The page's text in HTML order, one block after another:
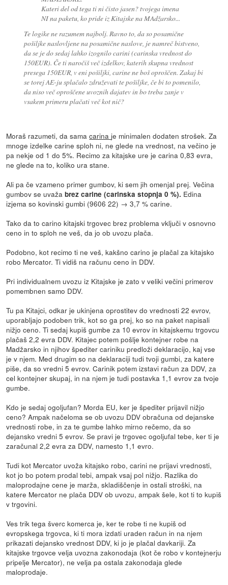
Kateri del od tega ti ni čisto jasen? tvojega imena
NI na paketu, ko pride iz Kitajske na MAdžarsko...
Te logike ne razumem najbolj. Ravno to, da so posamične
pošiljke naslovljene na posamične naslove, je namreč bistveno,
da se je do sedaj lahko izognilo carini (carinska vrednost do
150EUR). Če ti naročiš več izdelkov, katerih skupna vrednost
presega 150EUR, v eni pošiljki, carine ne boš oproščen. Zakaj bi
se torej AE-ju splačalo združevati te pošiljke, če bi to pomenilo,
da niso več oproščene uvoznih dajatev in bo treba zanje v
vsakem primeru plačati več kot nič?
Moraš razumeti, da samacarinaje minimalen dodaten strošek. Za
mnoge izdelke carine sploh ni, ne glede na vrednost, na večino je
pa nekje od 1 do 5%. Recimo za kitajske ure je carina 0,83 evra,
ne glede na to, koliko ura stane.
Ali pa če vzameno primer gumbov, ki sem jih omenjal prej. Večina
gumbov se uvažabrez carine (carinska stopnja 0 %). Edina
izjema so kovinski gumbi (9606 22) → 3,7 % carine.
Tako da to carino kitajski trgovec brez problema vključi v osnovno
ceno in to sploh ne veš, da jo ob uvozu plača.
Podobno, kot recimo ti ne veš, kakšno carino je plačal za kitajsko
robo Mercator. Ti vidiš na računu ceno in DDV.
Pri individualnem uvozu iz Kitajske je zato v veliki večini primerov
pomembnen samo DDV.
Tu pa Kitajci, odkar je ukinjena oprostitev do vrednosti 22 evrov,
uporabljajo podoben trik, kot so ga prej, ko so na paket napisali
nižjo ceno. Ti sedaj kupiš gumbe za 10 evrov in kitajskemu trgovcu
plačaš 2,2 evra DDV. Kitajec potem pošlje kontejner robe na
Madžarsko in njihov špediter cariniku predloži deklaracijo, kaj vse
je v njem. Med drugim so na deklaraciji tudi tvoji gumbi, za katere
piše, da so vredni 5 evrov. Carinik potem izstavi račun za DDV, za
cel kontejner skupaj, in na njem je tudi postavka 1,1 evrov za tvoje
gumbe.
Kdo je sedaj ogoljufan? Morda EU, ker je špediter prijavil nižjo
ceno? Ampak načeloma se ob uvozu DDV obračuna od dejanske
vrednosti robe, in za te gumbe lahko mirno rečemo, da so
dejansko vredni 5 evrov. Se pravi je trgovec ogoljufal tebe, ker ti je
zaračunal 2,2 evra za DDV, namesto 1,1 evro.
Tudi kot Mercator uvoža kitajsko robo, carini ne prijavi vrednosti,
kot jo bo potem prodal tebi, ampak vsaj pol nižjo. Razlika do
maloprodajne cene je marža, skladiščenje in ostali stroški, na
katere Mercator ne plača DDV ob uvozu, ampak šele, kot ti to kupiš
v trgovini.
Ves trik tega šverc komerca je, ker te robe ti ne kupiš od
evropskega trgovca, ki ti mora izdati uraden račun in na njem
prikazati dejansko vrednost DDV, ki jo je plačal davkariji. Za
kitajske trgovce velja uvozna zakonodaja (kot če robo v kontejnerju
pripelje Mercator), ne velja pa ostala zakonodaja glede
maloprodaje.